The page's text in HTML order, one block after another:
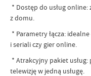
* Dostęp do usług online:
z domu.
* Parametry łącza:
i seriali czy gier online.
* Atrakcyjny pakiet
telewizję w jedną usługę.